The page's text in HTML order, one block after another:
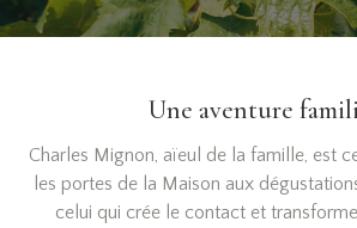
Une aventure
Charles Mignon, aïeul de la famille, est
les portes de la Maison aux
celui qui crée le contact et